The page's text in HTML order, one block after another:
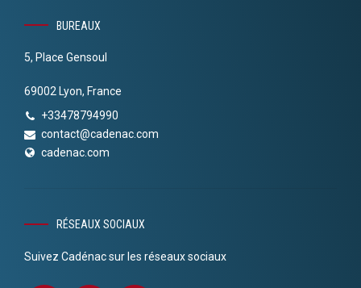
BUREAUX
5, Place Gensoul
69002 Lyon, France
+33478794990
contact@cadenac.com
cadenac.com
RÉSEAUX SOCIAUX
Suivez Cadénac sur les réseaux sociaux